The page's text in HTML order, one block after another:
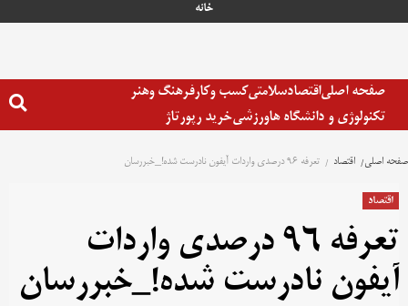
خانه
صفحه اصلیاقتصادسلامتیکسب وکارفرهنگ وهنر
تکنولوژی و دانشگاه هاورزشیخرید رپورتاژ
صفحه اصلی اقتصاد تعرفه ۹۶ درصدی واردات آیفون نادرست شده!_خبررسان
اقتصاد
تعرفه ۹۶ درصدی واردات
آیفون نادرست شده!_خبررسان